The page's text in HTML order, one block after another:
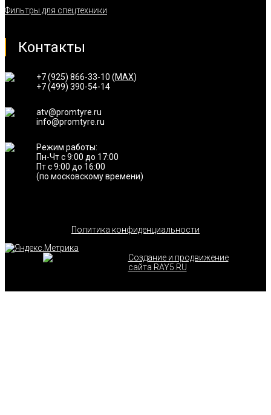
Фильтры для спецтехники
Контакты
+7 (925) 866-33-10 (MAX)
+7 (499) 390-54-14
atv@promtyre.ru
info@promtyre.ru
Режим работы:
Пн-Чт с 9:00 до 17:00
Пт с 9:00 до 16:00
(по московскому времени)
Политика конфиденциальности
Создание и продвижение
сайта RAY5.RU